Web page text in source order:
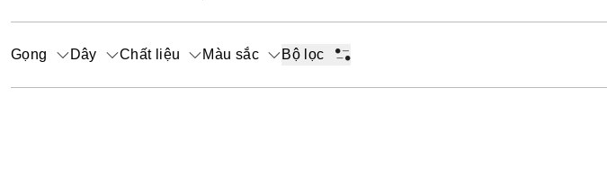
Gọng Dây Chất liệu Màu sắc Bộ lọc